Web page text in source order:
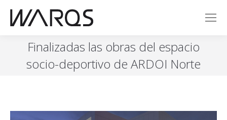
Finalizadas las obras del espacio
socio-deportivo de ARDOI Norte